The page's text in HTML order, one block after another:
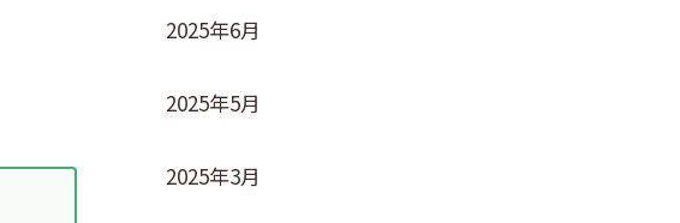
2025年6月
2025年5月
2025年3月